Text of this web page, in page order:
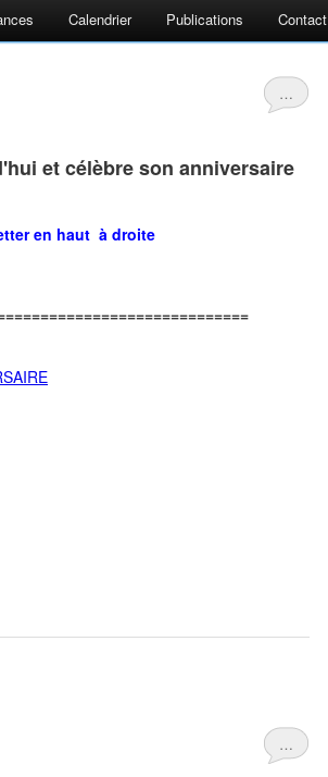
Calendrier Publications Contact
…
et célèbre son anniversaire
en haut à droite
…